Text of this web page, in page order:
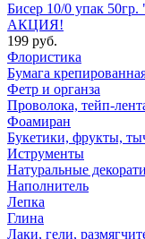
Бисер 10/0 упак
АКЦИЯ!
199 руб.
Флористика
Бумага
Фетр и органза
Проволока, тейп-
Фоамиран
Букетики, фрукты,
Иструменты
Натуральные
Наполнитель
Лепка
Глина
Лаки, гели,